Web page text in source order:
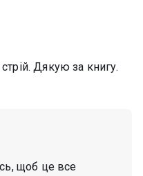
Дякую за книгу.
щоб це все